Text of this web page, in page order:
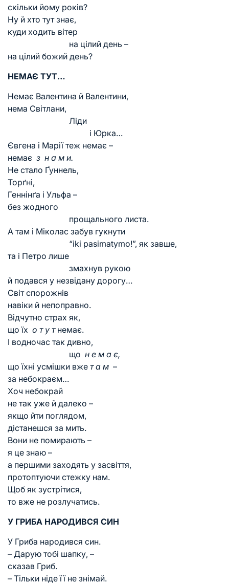
скільки йому років?
Ну й хто тут знає,
куди ходить вітер
на цілий день –
на цілий божий день?
НЕМАЄ ТУТ…
Немає Валентина й Валентини,
нема Світлани,
Ліди
і Юрка…
Євгена і Марії теж немає –
немає з н а м и.
Не стало Ґуннель,
Торґні,
Геннінґа і Ульфа –
без жодного
прощального листа.
А там і Міколас забув гукнути
“iki pasimatymo!”, як завше,
та і Петро лише
змахнув рукою
й подався у незвідану дорогу…
Світ спорожнів
навіки й непоправно.
Відчутно страх як,
що їх о т у тнемає.
І водночас так дивно,
що н е м а є,
що їхні усмішки вже т а м –
за небокраєм…
Хоч небокрай
не так уже й далеко –
якщо йти поглядом,
дістанешся за мить.
Вони не помирають –
я це знаю –
а першими заходять у засвіття,
протоптуючи стежку нам.
Щоб як зустрітися,
то вже не розлучатись.
У ГРИБА НАРОДИВСЯ СИН
У Гриба народився син.
– Дарую тобі шапку, –
сказав Гриб.
– Тільки ніде її не знімай.